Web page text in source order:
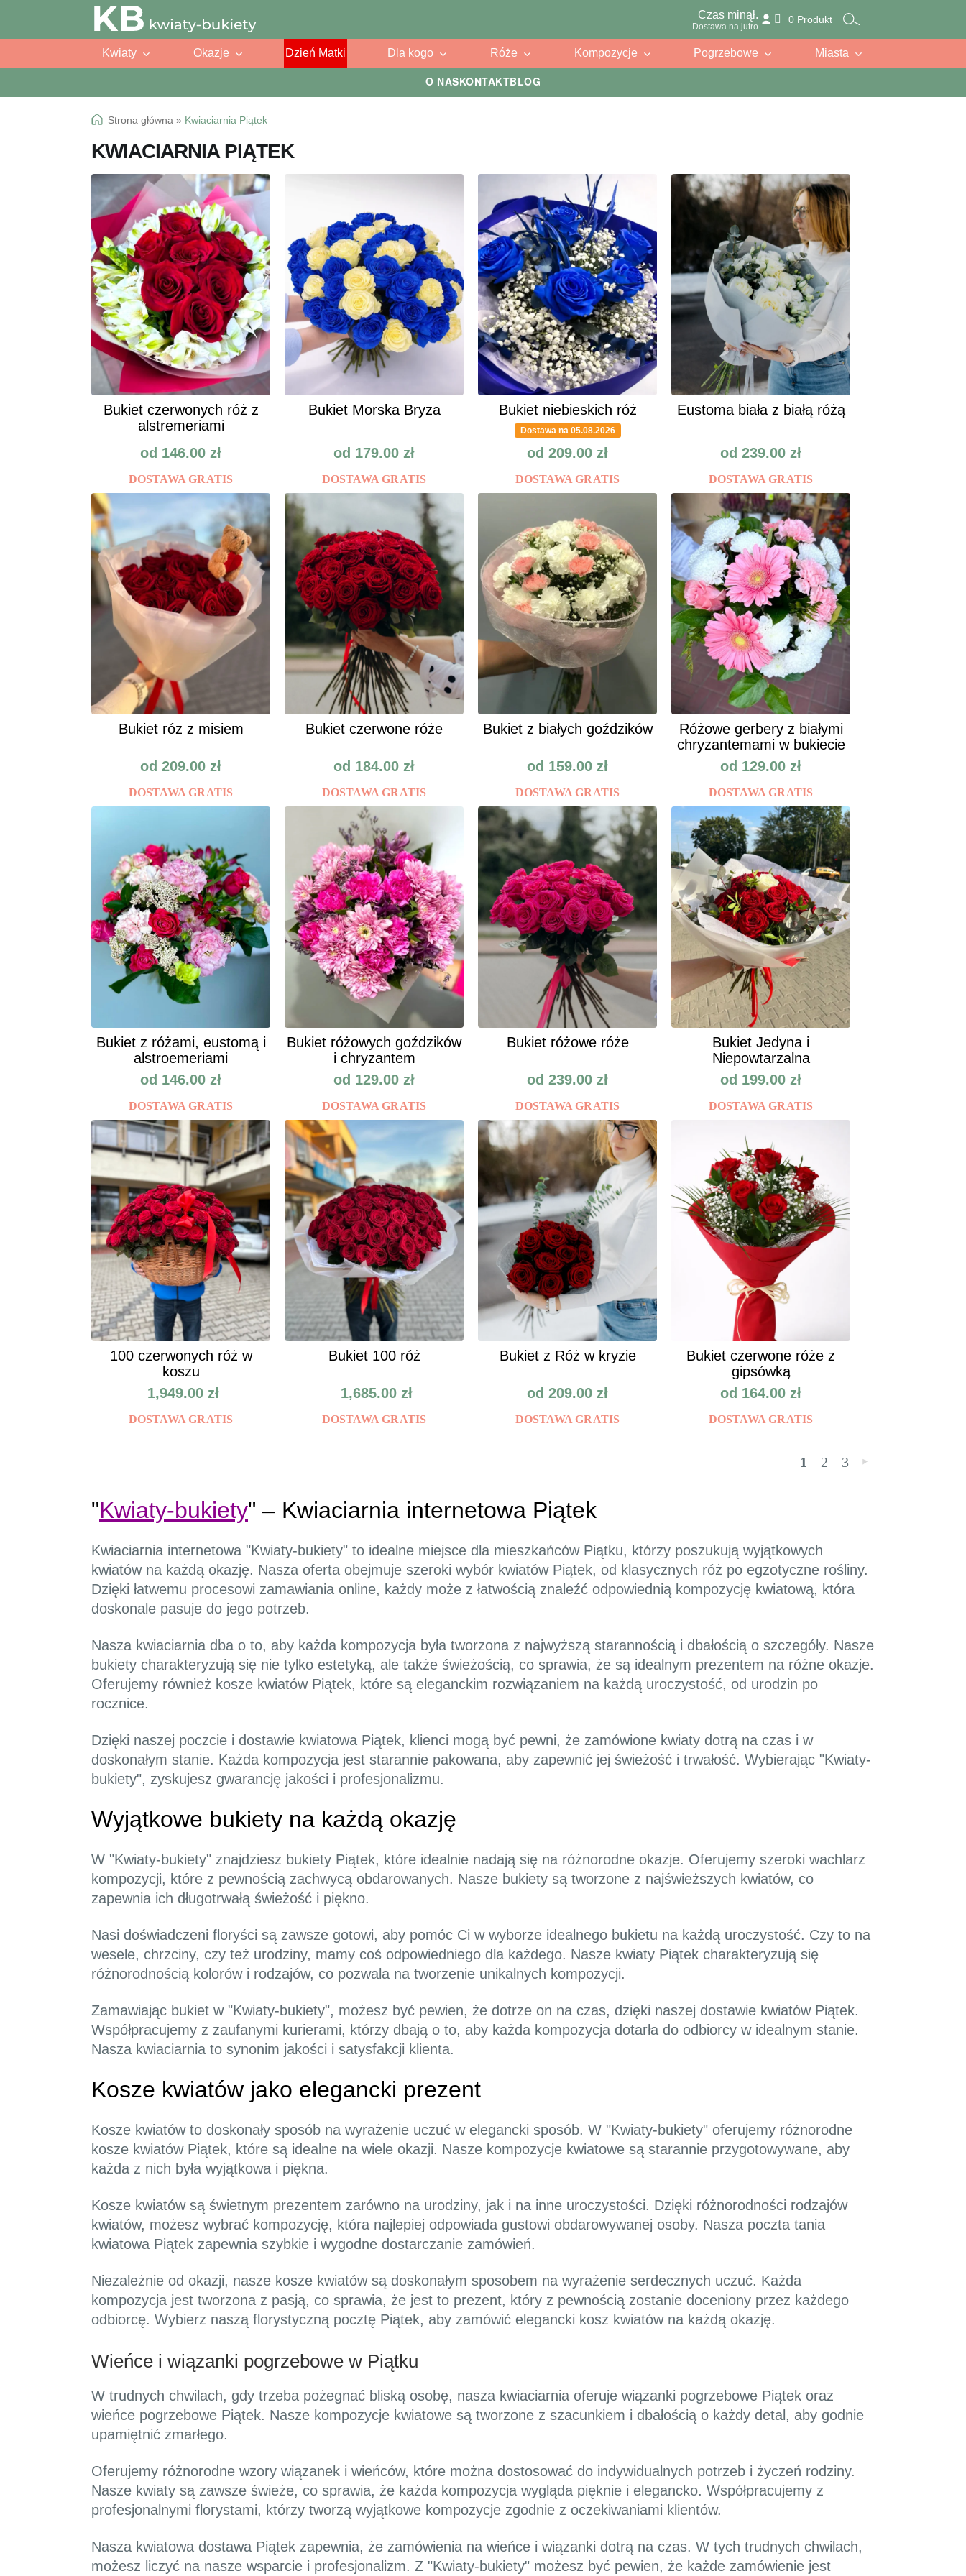
O NASKONTAKTBLOG
Przejdź
do
Przejdź
do
Czas minął.
Dostawa na jutro
0 Produkt
Kwiaty Okazje Dzień Matki Dla kogo Róże Kompozycje Pogrzebowe Miasta
Strona główna » Kwiaciarnia Piątek
KWIACIARNIA PIĄTEK
Bukiet czerwonych róż z
alstremeriami
od 146.00 zł
DOSTAWA GRATIS
Bukiet Morska Bryza
od 179.00 zł
DOSTAWA GRATIS
Bukiet niebieskich róż
Dostawa na 05.08.2026
od 209.00 zł
DOSTAWA GRATIS
Eustoma biała z białą różą
od 239.00 zł
DOSTAWA GRATIS
Bukiet róz z misiem
od 209.00 zł
DOSTAWA GRATIS
Bukiet czerwone róże
od 184.00 zł
DOSTAWA GRATIS
Bukiet z białych goździków
od 159.00 zł
DOSTAWA GRATIS
Różowe gerbery z białymi
chryzantemami w bukiecie
od 129.00 zł
DOSTAWA GRATIS
Bukiet z różami, eustomą i
alstroemeriami
od 146.00 zł
DOSTAWA GRATIS
Bukiet różowych goździków
i chryzantem
od 129.00 zł
DOSTAWA GRATIS
Bukiet różowe róże
od 239.00 zł
DOSTAWA GRATIS
Bukiet Jedyna i
Niepowtarzalna
od 199.00 zł
DOSTAWA GRATIS
100 czerwonych róż w
koszu
1,949.00 zł
DOSTAWA GRATIS
Bukiet 100 róż
1,685.00 zł
DOSTAWA GRATIS
Bukiet z Róż w kryzie
od 209.00 zł
DOSTAWA GRATIS
Bukiet czerwone róże z
gipsówką
od 164.00 zł
DOSTAWA GRATIS
1 2 3 »
"Kwiaty-bukiety" – Kwiaciarnia internetowa Piątek
Kwiaciarnia internetowa "Kwiaty-bukiety" to idealne miejsce dla mieszkańców Piątku, którzy poszukują wyjątkowych
kwiatów na każdą okazję. Nasza oferta obejmuje szeroki wybór kwiatów Piątek, od klasycznych róż po egzotyczne rośliny.
Dzięki łatwemu procesowi zamawiania online, każdy może z łatwością znaleźć odpowiednią kompozycję kwiatową, która
doskonale pasuje do jego potrzeb.
Nasza kwiaciarnia dba o to, aby każda kompozycja była tworzona z najwyższą starannością i dbałością o szczegóły. Nasze
bukiety charakteryzują się nie tylko estetyką, ale także świeżością, co sprawia, że są idealnym prezentem na różne okazje.
Oferujemy również kosze kwiatów Piątek, które są eleganckim rozwiązaniem na każdą uroczystość, od urodzin po
rocznice.
Dzięki naszej poczcie i dostawie kwiatowa Piątek, klienci mogą być pewni, że zamówione kwiaty dotrą na czas i w
doskonałym stanie. Każda kompozycja jest starannie pakowana, aby zapewnić jej świeżość i trwałość. Wybierając "Kwiaty-
bukiety", zyskujesz gwarancję jakości i profesjonalizmu.
Wyjątkowe bukiety na każdą okazję
W "Kwiaty-bukiety" znajdziesz bukiety Piątek, które idealnie nadają się na różnorodne okazje. Oferujemy szeroki wachlarz
kompozycji, które z pewnością zachwycą obdarowanych. Nasze bukiety są tworzone z najświeższych kwiatów, co
zapewnia ich długotrwałą świeżość i piękno.
Nasi doświadczeni floryści są zawsze gotowi, aby pomóc Ci w wyborze idealnego bukietu na każdą uroczystość. Czy to na
wesele, chrzciny, czy też urodziny, mamy coś odpowiedniego dla każdego. Nasze kwiaty Piątek charakteryzują się
różnorodnością kolorów i rodzajów, co pozwala na tworzenie unikalnych kompozycji.
Zamawiając bukiet w "Kwiaty-bukiety", możesz być pewien, że dotrze on na czas, dzięki naszej dostawie kwiatów Piątek.
Współpracujemy z zaufanymi kurierami, którzy dbają o to, aby każda kompozycja dotarła do odbiorcy w idealnym stanie.
Nasza kwiaciarnia to synonim jakości i satysfakcji klienta.
Kosze kwiatów jako elegancki prezent
Kosze kwiatów to doskonały sposób na wyrażenie uczuć w elegancki sposób. W "Kwiaty-bukiety" oferujemy różnorodne
kosze kwiatów Piątek, które są idealne na wiele okazji. Nasze kompozycje kwiatowe są starannie przygotowywane, aby
każda z nich była wyjątkowa i piękna.
Kosze kwiatów są świetnym prezentem zarówno na urodziny, jak i na inne uroczystości. Dzięki różnorodności rodzajów
kwiatów, możesz wybrać kompozycję, która najlepiej odpowiada gustowi obdarowywanej osoby. Nasza poczta tania
kwiatowa Piątek zapewnia szybkie i wygodne dostarczanie zamówień.
Niezależnie od okazji, nasze kosze kwiatów są doskonałym sposobem na wyrażenie serdecznych uczuć. Każda
kompozycja jest tworzona z pasją, co sprawia, że jest to prezent, który z pewnością zostanie doceniony przez każdego
odbiorcę. Wybierz naszą florystyczną pocztę Piątek, aby zamówić elegancki kosz kwiatów na każdą okazję.
Wieńce i wiązanki pogrzebowe w Piątku
W trudnych chwilach, gdy trzeba pożegnać bliską osobę, nasza kwiaciarnia oferuje wiązanki pogrzebowe Piątek oraz
wieńce pogrzebowe Piątek. Nasze kompozycje kwiatowe są tworzone z szacunkiem i dbałością o każdy detal, aby godnie
upamiętnić zmarłego.
Oferujemy różnorodne wzory wiązanek i wieńców, które można dostosować do indywidualnych potrzeb i życzeń rodziny.
Nasze kwiaty są zawsze świeże, co sprawia, że każda kompozycja wygląda pięknie i elegancko. Współpracujemy z
profesjonalnymi florystami, którzy tworzą wyjątkowe kompozycje zgodnie z oczekiwaniami klientów.
Nasza kwiatowa dostawa Piątek zapewnia, że zamówienia na wieńce i wiązanki dotrą na czas. W tych trudnych chwilach,
możesz liczyć na nasze wsparcie i profesjonalizm. Z "Kwiaty-bukiety" możesz być pewien, że każde zamówienie jest